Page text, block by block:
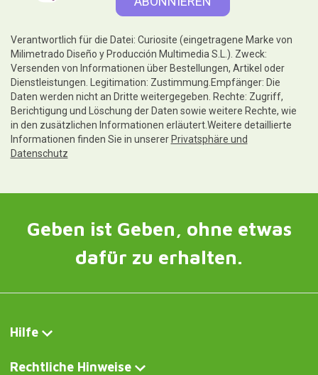
Verantwortlich für die Datei: Curiosite (eingetragene Marke von
Milimetrado Diseño y Producción Multimedia S.L.). Zweck:
Versenden von Informationen über Bestellungen, Artikel oder
Dienstleistungen. Legitimation: Zustimmung.Empfänger: Die
Daten werden nicht an Dritte weitergegeben. Rechte: Zugriff,
Berichtigung und Löschung der Daten sowie weitere Rechte, wie
in den zusätzlichen Informationen erläutert.Weitere detaillierte
Informationen finden Sie in unserer Privatsphäre und
Datenschutz
Geben ist Geben, ohne etwas
dafür zu erhalten.
Hilfe
Rechtliche Hinweise